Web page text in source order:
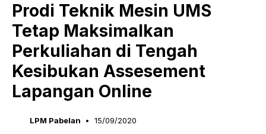
Prodi Teknik Mesin UMS
Tetap Maksimalkan
Perkuliahan di Tengah
Kesibukan Assesement
Lapangan Online
LPM Pabelan 15/09/2020